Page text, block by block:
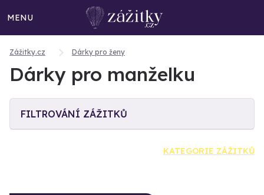
MENU
Zážitky.cz Dárky pro ženy
Dárky pro manželku
FILTROVÁNÍ ZÁŽITKŮ
KATEGORIE ZÁŽITKŮ